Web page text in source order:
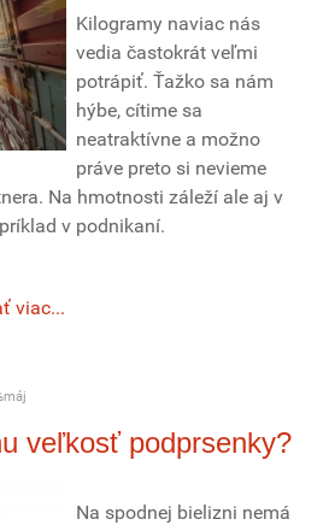
Kilogramy naviac nás
vedia častokrát veľmi
potrápiť. Ťažko sa nám
hýbe, cítime sa
neatraktívne a možno
práve preto si nevieme
Na hmotnosti záleží ale aj v
v podnikaní.
viac...
veľkosť podprsenky?
Na spodnej bielizni nemá